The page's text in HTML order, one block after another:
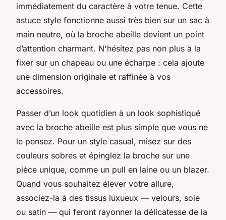
immédiatement du caractère à votre tenue. Cette
astuce style fonctionne aussi très bien sur un sac à
main neutre, où la broche abeille devient un point
d’attention charmant. N'hésitez pas non plus à la
fixer sur un chapeau ou une écharpe : cela ajoute
une dimension originale et raffinée à vos
accessoires.
Passer d’un look quotidien à un look sophistiqué
avec la broche abeille est plus simple que vous ne
le pensez. Pour un style casual, misez sur des
couleurs sobres et épinglez la broche sur une
pièce unique, comme un pull en laine ou un blazer.
Quand vous souhaitez élever votre allure,
associez-la à des tissus luxueux — velours, soie
ou satin — qui feront rayonner la délicatesse de la